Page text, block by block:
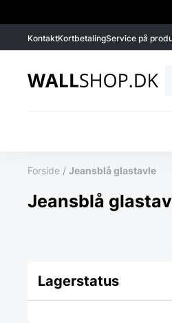
KontaktKortbetalingService på
Forside / Jeansblå glastavle
Jeansblå
Lagerstatus